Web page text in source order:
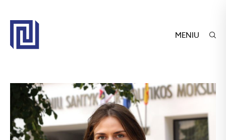
MENIU